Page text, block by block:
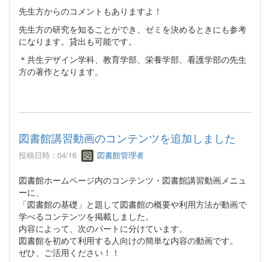
先生方からのコメントもありますよ！
先生方の研究を知ることができ、ゼミを決めるときにも参考
になります。貸出も可能です。
＊共生デザイン学科、教育学部、栄養学部、看護学部の先生
方の著作となります。
図書館講習動画のコンテンツを追加しました
投稿日時 : 04/16 図書館管理者
図書館ホームページ内のコンテンツ・図書館講習動画メニュ
ーに、
「図書館の基礎」と題して図書館の概要や利用方法が動画で
学べるコンテンツを掲載しました。
内容によって、次のパートに分けています。
図書館を初めて利用する人向けの簡単な内容の動画です。
ぜひ、ご活用ください！！